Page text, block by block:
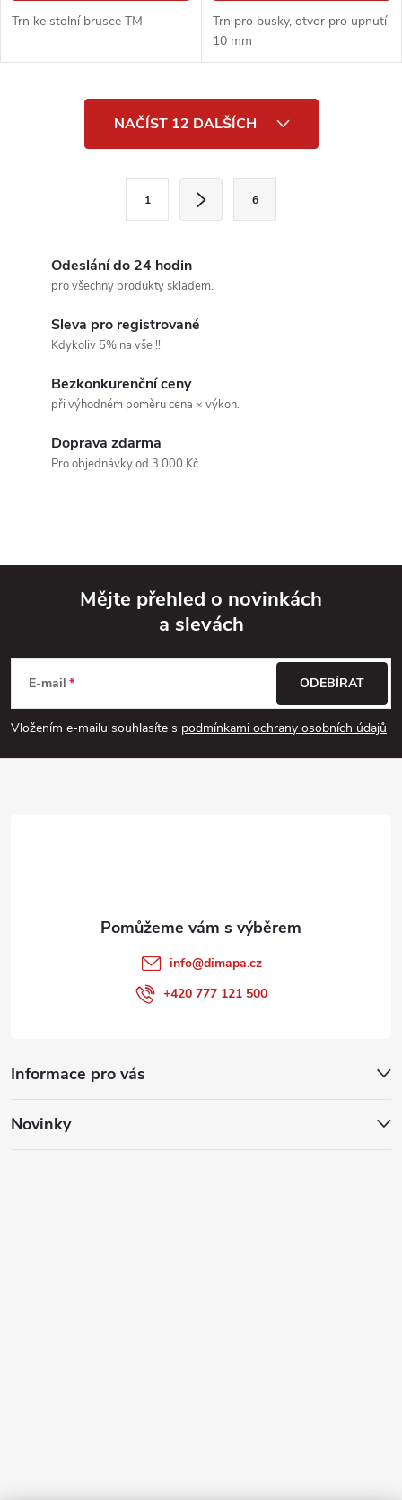
Trn ke stolní brusce TM
Trn pro busky, otvor pro upnutí
10 mm
p
s
u
NAČÍST 12 DALŠÍCH
1 6
Odeslání do 24 hodin
pro všechny produkty skladem.
Sleva pro registrované
Kdykoliv 5% na vše !!
Bezkonkurenční ceny
při výhodném poměru cena × výkon.
Doprava zdarma
Pro objednávky od 3 000 Kč
p
a
Mějte přehled o novinkách
a slevách
E-mail
Vložením e-mailu souhlasíte s podmínkami ochrany osobních údajů
ODEBÍRAT
Informace pro vás
Novinky
info@dimapa.cz
+420 777 121 500